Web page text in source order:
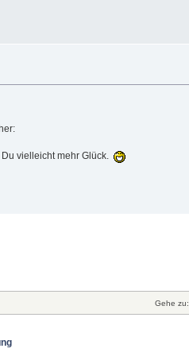
vielleicht mehr Glück.
Gehe zu: